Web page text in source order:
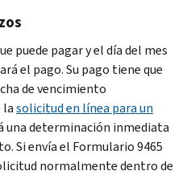
puede pagar y el día del mes
el pago. Su pago tiene que
de vencimiento
lasolicitud en línea para un
una determinación inmediata
Si envía el Formulario 9465
normalmente dentro de